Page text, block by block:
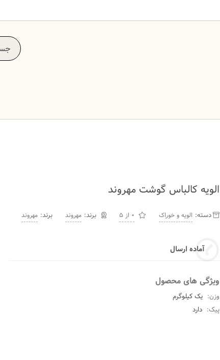
الویه کالباس گوشت مهروند
دسته: الویه و خوراک 0 از 5 مهروند برند: مهروند
آماده ارسال
ویژگی های محصول
وزن: یک کیلوگرم
پیک: دارد